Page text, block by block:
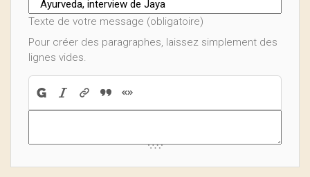
Texte de votre message (obligatoire)
Pour créer des paragraphes, laissez simplement des
lignes vides.